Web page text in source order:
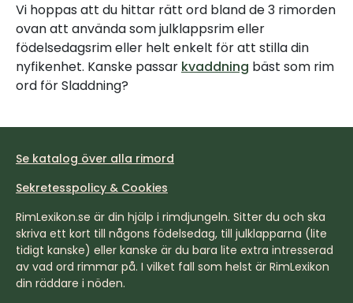
Vi hoppas att du hittar rätt ord bland de 3 rimorden
ovan att använda som julklappsrim eller
födelsedagsrim eller helt enkelt för att stilla din
nyfikenhet. Kanske passar kvaddning bäst som rim
ord för Sladdning?
Se katalog över alla rimord
Sekretesspolicy & Cookies
RimLexikon.se är din hjälp i rimdjungeln. Sitter du och ska
skriva ett kort till någons födelsedag, till julklapparna (lite
tidigt kanske) eller kanske är du bara lite extra intresserad
av vad ord rimmar på. I vilket fall som helst är RimLexikon
din räddare i nöden.